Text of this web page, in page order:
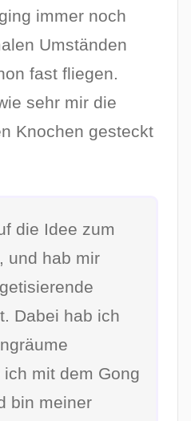
immer noch
Umständen
fast fliegen.
sehr mir die
Knochen gesteckt
die Idee zum
und hab mir
Dabei hab ich
mit dem Gong
bin meiner